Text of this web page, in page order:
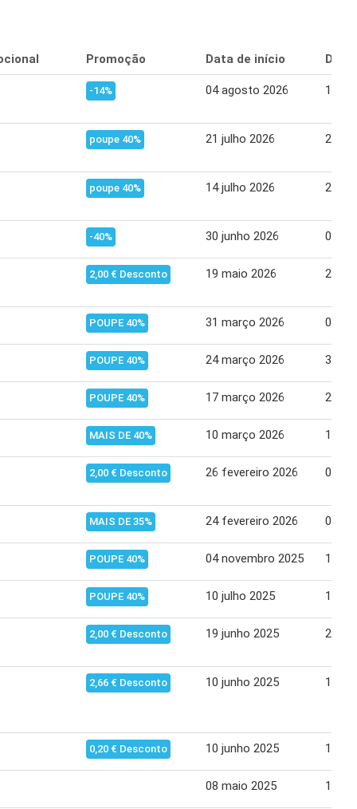
Promoção Data de início Data
-14% 04 agosto 2026 10
poupe 40% 21 julho 2026 27
poupe 40% 14 julho 2026 20
-40% 30 junho 2026 06
2,00 € Desconto 19 maio 2026 25
POUPE 40% 31 março 2026 06
POUPE 40% 24 março 2026 30
POUPE 40% 17 março 2026 23
MAIS DE 40% 10 março 2026 16
2,00 € Desconto 26 fevereiro 2026 04
MAIS DE 35% 24 fevereiro 2026 02
POUPE 40% 04 novembro 2025 10
POUPE 40% 10 julho 2025 16
2,00 € Desconto 19 junho 2025 25
2,66 € Desconto 10 junho 2025 16
0,20 € Desconto 10 junho 2025 16
08 maio 2025 14